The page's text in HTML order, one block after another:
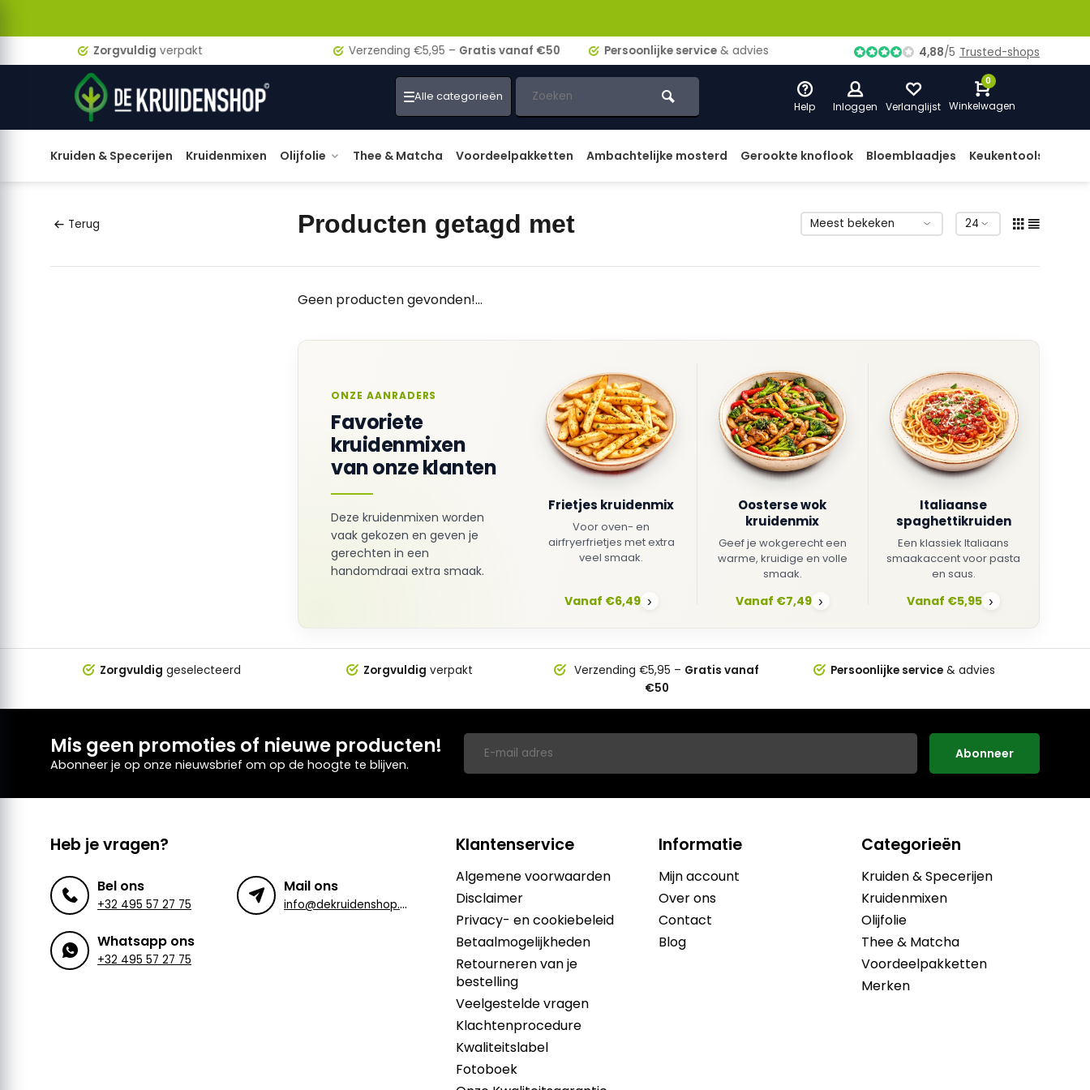
Zorgvuldigverpakt Verzending €5,95 –Gratis vanaf €50 Persoonlijke service& advies 4,88/5 Trusted-shops
Alle categorieën
Help Inloggen Verlanglijst
0
Winkelwagen
Kruiden & Specerijen Kruidenmixen Olijfolie Thee & Matcha Voordeelpakketten Ambachtelijke mosterd Gerookte knoflook Bloemblaadjes Keukentools
Terug Producten getagd met
Geen producten gevonden!...
ONZE AANRADERS
Favoriete
kruidenmixen
van onze klanten
Deze kruidenmixen worden
vaak gekozen en geven je
gerechten in een
handomdraai extra smaak.
Frietjes kruidenmix
Voor oven- en
airfryerfrietjes met extra
veel smaak.
Vanaf €6,49 ›
Oosterse wok
kruidenmix
Geef je wokgerecht een
warme, kruidige en volle
smaak.
Vanaf €7,49 ›
Italiaanse
spaghettikruiden
Een klassiek Italiaans
smaakaccent voor pasta
en saus.
Vanaf €5,95 ›
Zorgvuldig geselecteerd Zorgvuldig verpakt Verzending €5,95 – Gratis vanaf
€50
Persoonlijke service& advies
Mis geen promoties of nieuwe producten!
Abonneer je op onze nieuwsbrief om op de hoogte te blijven.
Abonneer
Heb je vragen?
Bel ons
+32 495 57 27 75
Mail ons
i
nfo@dekruidenshop.be
Whatsapp ons
+32 495 57 27 75
Klantenservice
Algemene voorwaarden
Disclaimer
Privacy- en cookiebeleid
Betaalmogelijkheden
Retourneren van je
bestelling
Veelgestelde vragen
Klachtenprocedure
Kwaliteitslabel
Fotoboek
Informatie
Mijn account
Over ons
Contact
Blog
Categorieën
Kruiden & Specerijen
Kruidenmixen
Olijfolie
Thee & Matcha
Voordeelpakketten
Merken